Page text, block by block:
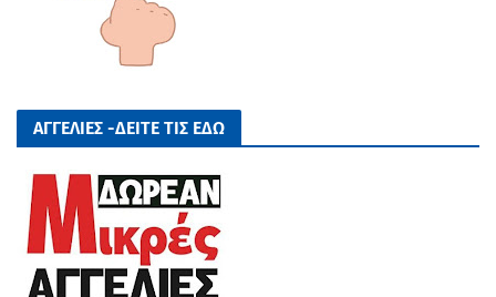
ΑΓΓΕΛΙΕΣ -ΔΕΙΤΕ ΤΙΣ ΕΔΩ